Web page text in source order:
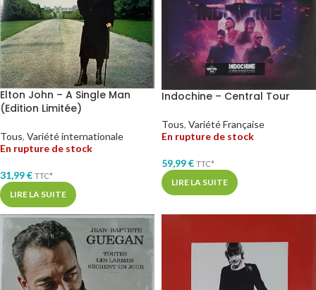
Elton John – A Single Man
(Edition Limitée)
Tous, Variété internationale
En rupture de stock
31,99€ TTC*
LIRE LA SUITE
Indochine – Central Tour
Tous, Variété Française
En rupture de stock
59,99€ TTC*
LIRE LA SUITE